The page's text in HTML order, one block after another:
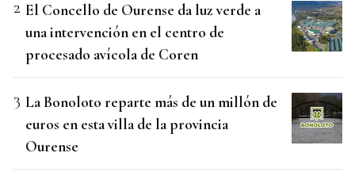
El Concello de Ourense da luz verde a
una intervención en el centro de
procesado avícola de Coren
La Bonoloto reparte más de un millón de
euros en esta villa de la provincia
Ourense